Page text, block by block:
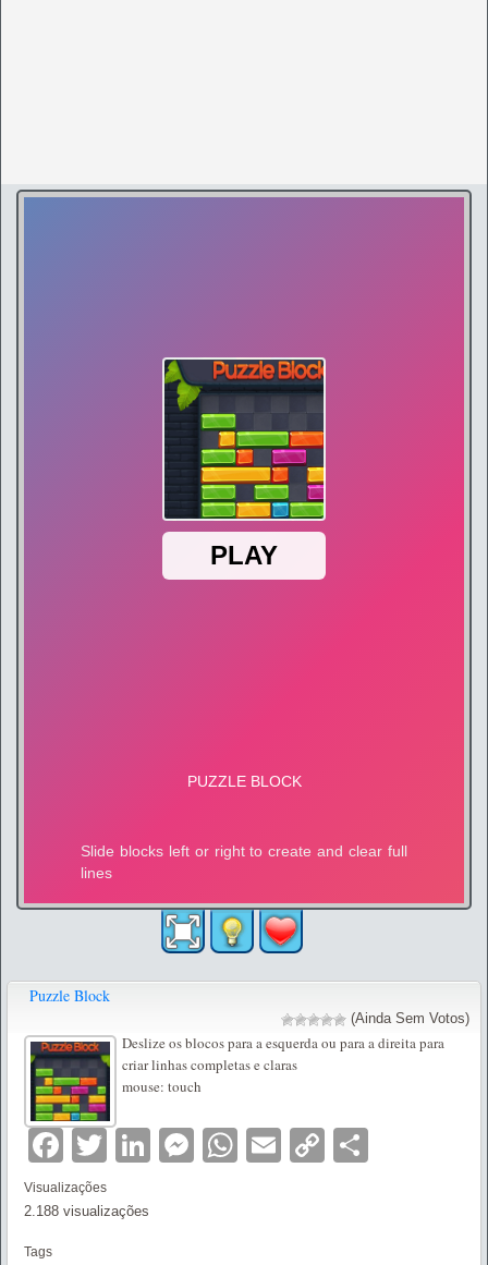
Puzzle Block
(Ainda Sem Votos)
Deslize os blocos para a esquerda ou para a direita para
criar linhas completas e claras
mouse: touch
Facebook
TwitterLinkedIn
Messenger
WhatsApp
EmailCopy
Visualizações
2.188 visualizações
Tags